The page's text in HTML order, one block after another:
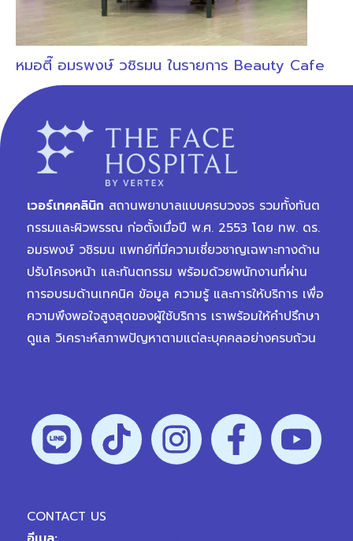
หมอตี๊ อมรพงษ์ วชิรมน ในรายการ Beauty Cafe
เวอร์เทคคลินิก สถานพยาบาลแบบครบวงจร รวมทั้งทันต
กรรมและผิวพรรณ ก่อตั้งเมื่อปี พ.ศ. 2553 โดย ทพ. ดร.
อมรพงษ์ วชิรมน แพทย์ที่มีความเชี่ยวชาญเฉพาะทางด้าน
ปรับโครงหน้า และทันตกรรม พร้อมด้วยพนักงานที่ผ่าน
การอบรมด้านเทคนิค ข้อมูล ความรู้ และการให้บริการ เพื่อ
ความพึงพอใจสูงสุดของผู้ใช้บริการ เราพร้อมให้คำปรึกษา
ดูแล วิเคราะห์สภาพปัญหาตามแต่ละบุคคลอย่างครบถ้วน
CONTACT US